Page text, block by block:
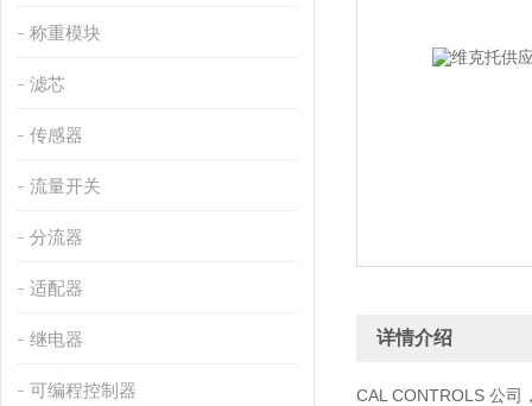
称重模块
滤芯
传感器
流量开关
分流器
适配器
继电器
可编程控制器
详情介绍
CAL CONTROLS 公司